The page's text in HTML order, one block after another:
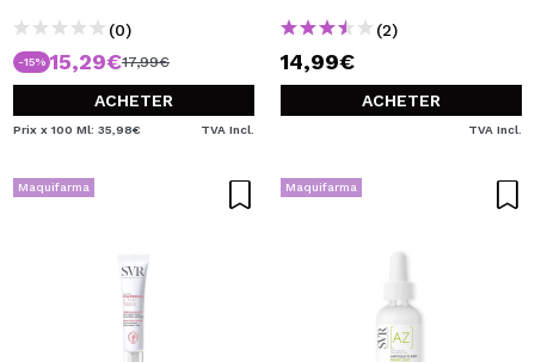
(0)
-15% 15,29€17,99€
ACHETER
Prix x 100 Ml: 35,98€ TVA Incl.
(2)
14,99€
ACHETER
TVA Incl.
Maquifarma Maquifarma